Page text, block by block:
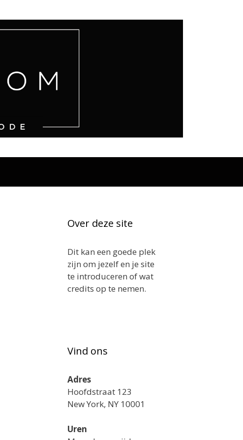
Over deze site
Dit kan een goede plek
zijn om jezelf en je site
te introduceren of wat
credits op te nemen.
Vind ons
Adres
Hoofdstraat 123
New York, NY 10001
Uren